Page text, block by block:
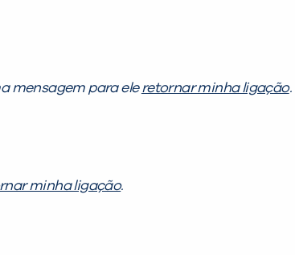
mensagem para eleretornar minha ligação.
minha ligação.